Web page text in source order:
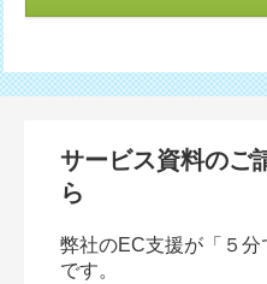
サービス資料のご
ら
弊社のEC支援が「５
です。